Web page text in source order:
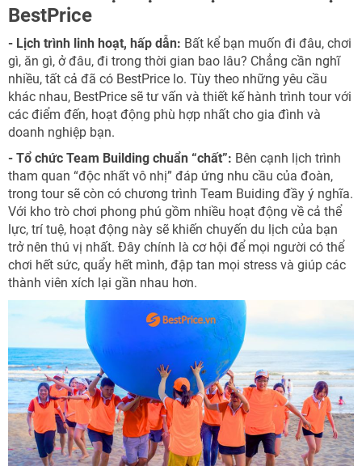
BestPrice
- Lịch trình linh hoạt, hấp dẫn: Bất kể bạn muốn đi đâu, chơi
gì, ăn gì, ở đâu, đi trong thời gian bao lâu? Chẳng cần nghĩ
nhiều, tất cả đã có BestPrice lo. Tùy theo những yêu cầu
khác nhau, BestPrice sẽ tư vấn và thiết kế hành trình tour với
các điểm đến, hoạt động phù hợp nhất cho gia đình và
doanh nghiệp bạn.
- Tổ chức Team Building chuẩn “chất”: Bên cạnh lịch trình
tham quan “độc nhất vô nhị” đáp ứng nhu cầu của đoàn,
trong tour sẽ còn có chương trình Team Buiding đầy ý nghĩa.
Với kho trò chơi phong phú gồm nhiều hoạt động về cả thể
lực, trí tuệ, hoạt động này sẽ khiến chuyến du lịch của bạn
trở nên thú vị nhất. Đây chính là cơ hội để mọi người có thể
chơi hết sức, quẩy hết mình, đập tan mọi stress và giúp các
thành viên xích lại gần nhau hơn.